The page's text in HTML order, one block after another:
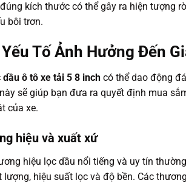
kích thước có thể gây ra hiện tượng
bôi trơn.
Tố Ảnh Hưởng Đến
dầu ô tô xe tải 5 8 inch có thể dao động
sẽ giúp bạn đưa ra quyết định mua
của xe.
hiệu và xuất xứ
hiệu lọc dầu nổi tiếng và uy tín
lượng, hiệu suất lọc và độ bền. Các